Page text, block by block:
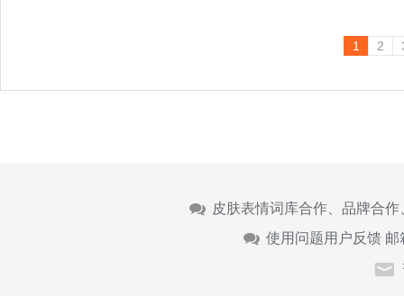
1 2
皮肤表情词库合作、品牌合
使用问题用户反馈 邮